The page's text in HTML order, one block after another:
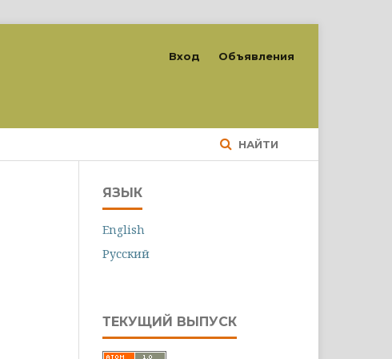
НАЙТИ
Вход Объявления
ЯЗЫК
English
Русский
ТЕКУЩИЙ ВЫПУСК